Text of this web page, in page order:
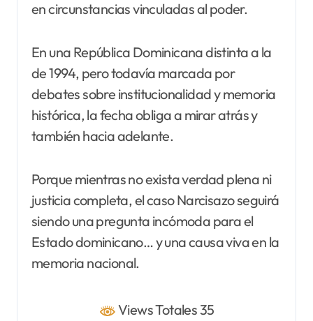
en circunstancias vinculadas al poder.
En una República Dominicana distinta a la
de 1994, pero todavía marcada por
debates sobre institucionalidad y memoria
histórica, la fecha obliga a mirar atrás y
también hacia adelante.
Porque mientras no exista verdad plena ni
justicia completa, el caso Narcisazo seguirá
siendo una pregunta incómoda para el
Estado dominicano… y una causa viva en la
memoria nacional.
Views Totales 35